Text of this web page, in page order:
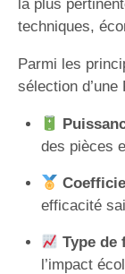
la plus
techniques,
Parmi les
sélection
des pièces
efficacité
Type de
l’impact